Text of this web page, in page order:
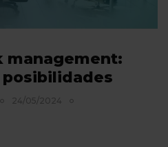
management:
24/05/2024